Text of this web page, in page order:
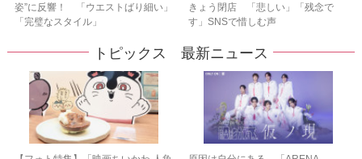
姿”に反響！ 「ウエストばり細い」
「完璧なスタイル」
きょう閉店 「悲しい」「残念で
す」SNSで惜しむ声
トピックス 最新ニュース